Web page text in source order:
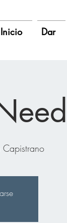
Inicio Dar
Capistrano